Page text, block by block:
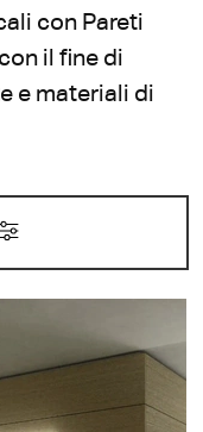
con Pareti
il fine di
e materiali di